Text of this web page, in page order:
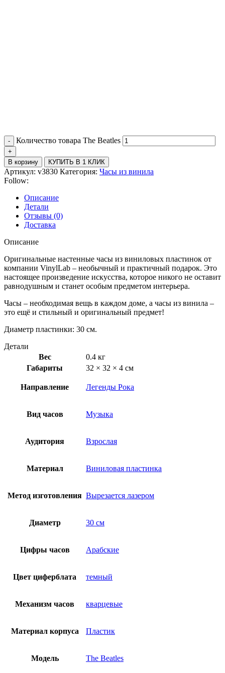
Количество товара Thе Beatles
В корзину КУПИТЬ В 1 КЛИК
Артикул: v3830 Категория: Часы из винила
Follow:
Описание
Детали
Отзывы (0)
Доставка
Описание
Оригинальные настенные часы из виниловых пластинок от
компании VinylLab – необычный и практичный подарок. Это
настоящее произведение искусства, которое никого не оставит
равнодушным и станет особым предметом интерьера.
Часы – необходимая вещь в каждом доме, а часы из винила –
это ещё и стильный и оригинальный предмет!
Диаметр пластинки: 30 см.
Детали
Вес
0.4 кг
Габариты
32 × 32 × 4 см
Направление Легенды Рока
Вид часов Музыка
Аудитория Взрослая
Материал Виниловая пластинка
Метод изготовления Вырезается лазером
Диаметр 30 см
Цифры часов Арабские
Цвет циферблата темный
Механизм часов кварцевые
Материал корпуса Пластик
Модель Thе Beatles